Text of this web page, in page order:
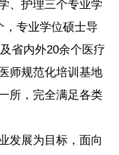
、护理三个专业学
，专业学位硕士导
省内外20余个医疗
师规范化培训基地
所，完全满足各类
展为目标，面向